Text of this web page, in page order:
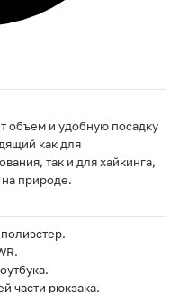
объем и удобную посадку
как для
так и для хайкинга,
природе.
части рюкзака.